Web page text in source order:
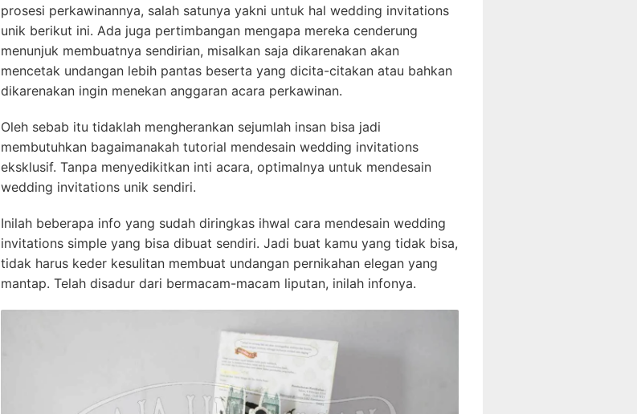
prosesi perkawinannya, salah satunya yakni untuk hal wedding invitations
unik berikut ini. Ada juga pertimbangan mengapa mereka cenderung
menunjuk membuatnya sendirian, misalkan saja dikarenakan akan
mencetak undangan lebih pantas beserta yang dicita-citakan atau bahkan
dikarenakan ingin menekan anggaran acara perkawinan.
Oleh sebab itu tidaklah mengherankan sejumlah insan bisa jadi
membutuhkan bagaimanakah tutorial mendesain wedding invitations
eksklusif. Tanpa menyedikitkan inti acara, optimalnya untuk mendesain
wedding invitations unik sendiri.
Inilah beberapa info yang sudah diringkas ihwal cara mendesain wedding
invitations simple yang bisa dibuat sendiri. Jadi buat kamu yang tidak bisa,
tidak harus keder kesulitan membuat undangan pernikahan elegan yang
mantap. Telah disadur dari bermacam-macam liputan, inilah infonya.